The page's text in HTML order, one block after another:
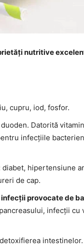
nutritive
cupru, iod, fosfor.
Datorită
infecțiile
hipertensiune
de cap.
infecții provocate de
infecții cu
intestinelor.